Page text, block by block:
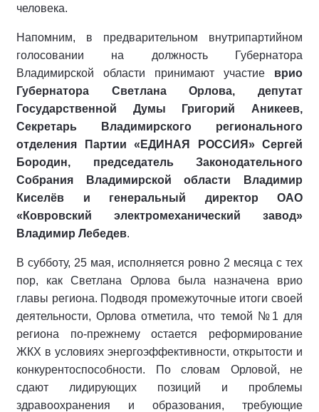
человека.
Напомним, в предварительном внутрипартийном
голосовании на должность Губернатора
Владимирской области принимают участие врио
Губернатора Светлана Орлова, депутат
Государственной Думы Григорий Аникеев,
Секретарь Владимирского регионального
отделения Партии «ЕДИНАЯ РОССИЯ» Сергей
Бородин, председатель Законодательного
Собрания Владимирской области Владимир
Киселёв и генеральный директор ОАО
«Ковровский электромеханический завод»
Владимир Лебедев.
В субботу, 25 мая, исполняется ровно 2 месяца с тех
пор, как Светлана Орлова была назначена врио
главы региона. Подводя промежуточные итоги своей
деятельности, Орлова отметила, что темой №1 для
региона по-прежнему остается реформирование
ЖКХ в условиях энергоэффективности, открытости и
конкурентоспособности. По словам Орловой, не
сдают лидирующих позиций и проблемы
здравоохранения и образования, требующие